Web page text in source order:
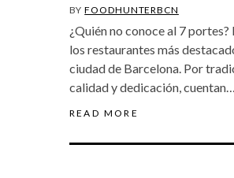
BYFOODHUNTERBCN
¿Quién no conoce al 7 portes?
los restaurantes más
ciudad de Barcelona. Por
calidad y dedicación, cuentan…
READ MORE